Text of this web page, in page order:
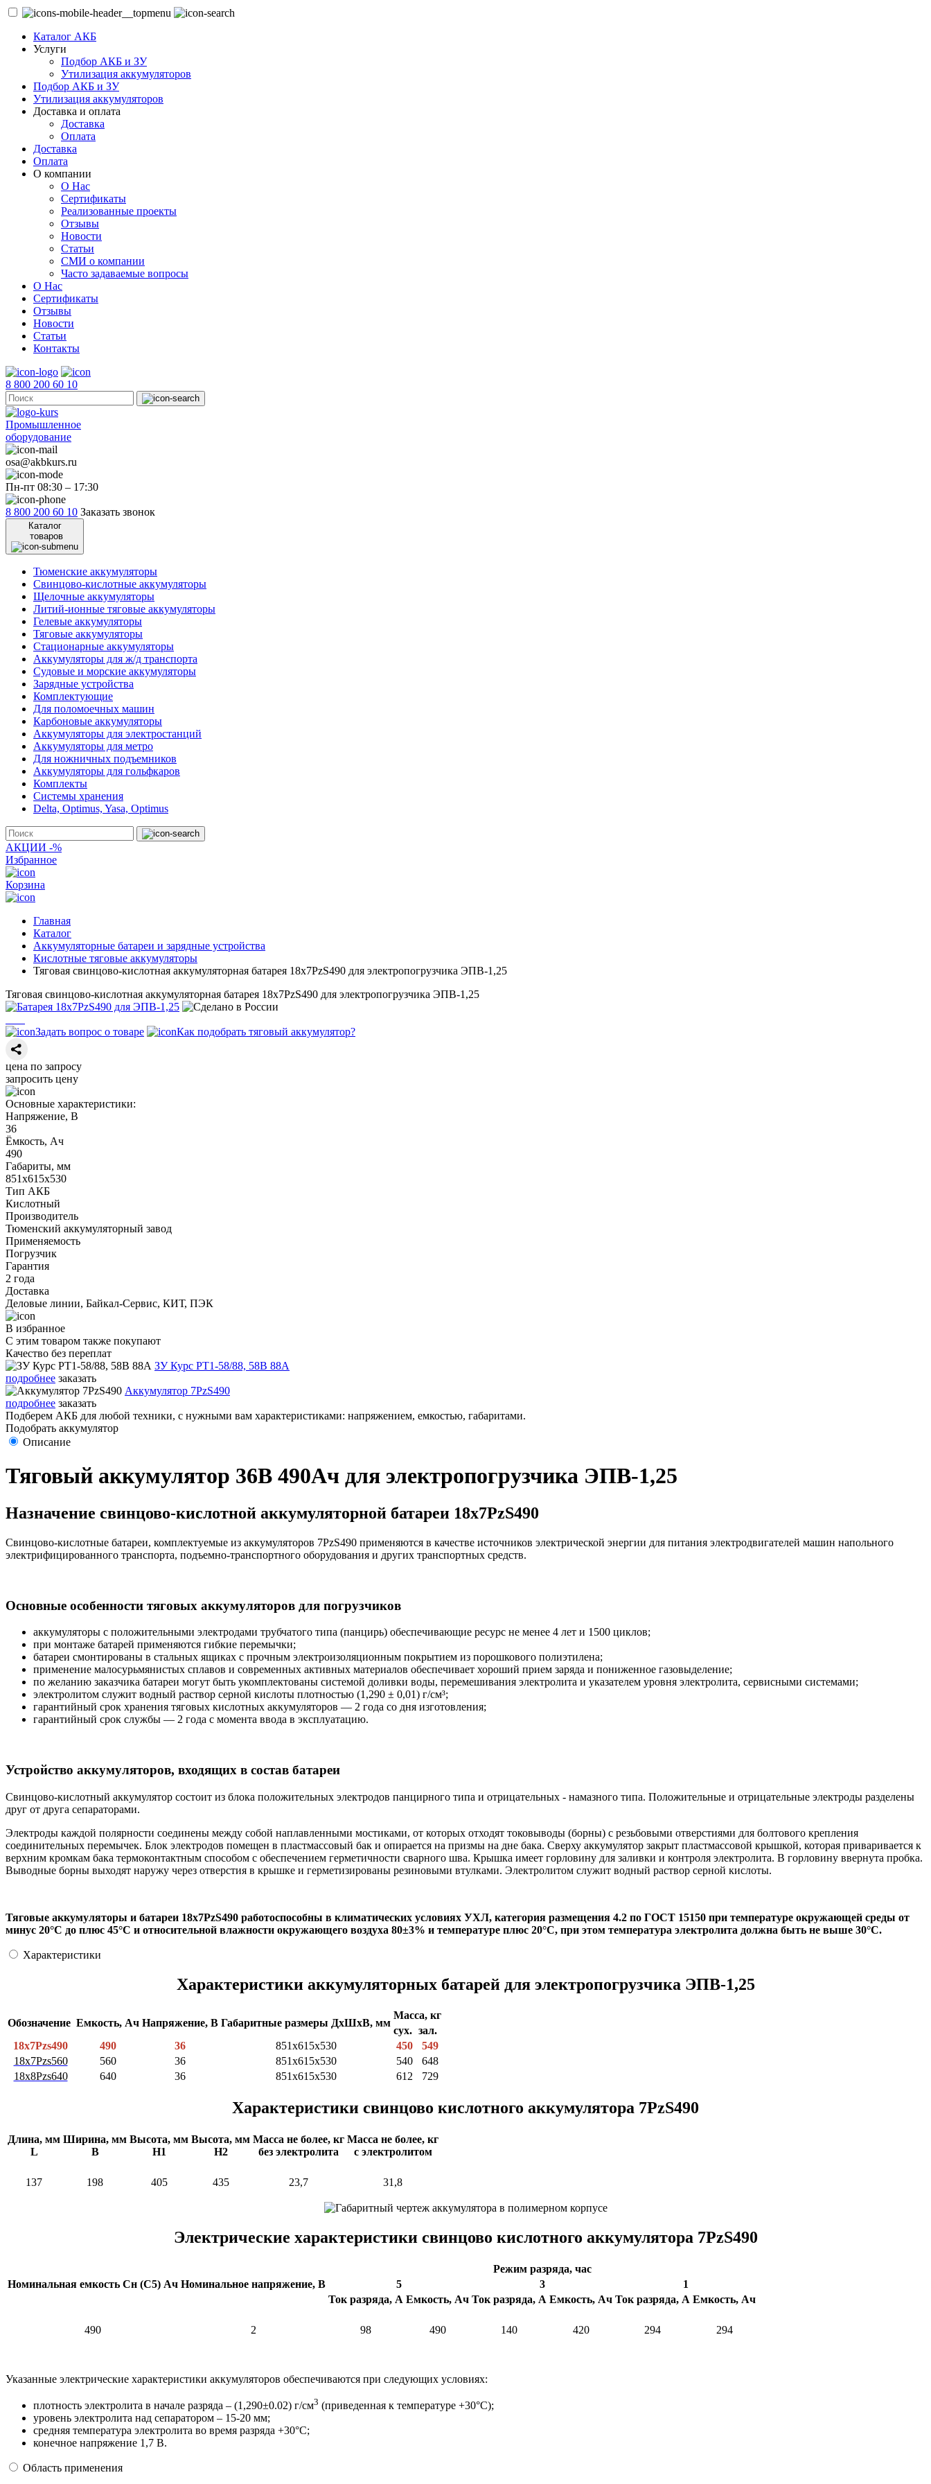
Каталог АКБ
Услуги
Подбор АКБ и ЗУ
Утилизация аккумуляторов
Подбор АКБ и ЗУ
Утилизация аккумуляторов
Доставка и оплата
Доставка
Оплата
Доставка
Оплата
О компании
О Нас
Сертификаты
Реализованные проекты
Отзывы
Новости
Статьи
СМИ о компании
Часто задаваемые вопросы
О Нас
Сертификаты
Отзывы
Новости
Статьи
Контакты
8 800 200 60 10
Промышленное
оборудование
osa@akbkurs.ru
Пн-пт 08:30 – 17:30
8 800 200 60 10 Заказать звонок
Каталог
товаров
Тюменские аккумуляторы
Свинцово-кислотные аккумуляторы
Щелочные аккумуляторы
Литий-ионные тяговые аккумуляторы
Гелевые аккумуляторы
Тяговые аккумуляторы
Стационарные аккумуляторы
Аккумуляторы для ж/д транспорта
Судовые и морские аккумуляторы
Зарядные устройства
Комплектующие
Для поломоечных машин
Карбоновые аккумуляторы
Аккумуляторы для электростанций
Аккумуляторы для метро
Для ножничных подъемников
Аккумуляторы для гольфкаров
Комплекты
Системы хранения
Delta, Optimus, Yasa, Optimus
АКЦИИ -%
Избранное
Корзина
Главная
Каталог
Аккумуляторные батареи и зарядные устройства
Кислотные тяговые аккумуляторы
Тяговая свинцово-кислотная аккумуляторная батарея 18х7PzS490 для электропогрузчика ЭПВ-1,25
Тяговая свинцово-кислотная аккумуляторная батарея 18х7PzS490 для электропогрузчика ЭПВ-1,25
Задать вопрос о товаре Как подобрать тяговый аккумулятор?
цена по запросу
запросить цену
Основные характеристики:
Напряжение, В
36
Ёмкость, Ач
490
Габариты, мм
851х615х530
Тип АКБ
Кислотный
Производитель
Тюменский аккумуляторный завод
Применяемость
Погрузчик
Гарантия
2 года
Доставка
Деловые линии, Байкал-Сервис, КИТ, ПЭК
В избранное
С этим товаром также покупают
Качество без переплат
ЗУ Курс PT1-58/88, 58В 88А
подробнее заказать
Аккумулятор 7PzS490
подробнее заказать
Подберем АКБ для любой техники, с нужными вам характеристиками: напряжением, емкостью, габаритами.
Подобрать аккумулятор
Описание
Тяговый аккумулятор 36В 490Ач для электропогрузчика ЭПВ-1,25
Назначение свинцово-кислотной аккумуляторной батареи 18х7PzS490
Свинцово-кислотные батареи, комплектуемые из аккумуляторов 7PzS490 применяются в качестве источников электрической энергии для питания электродвигателей машин напольного
электрифицированного транспорта, подъемно-транспортного оборудования и других транспортных средств.
Основные особенности тяговых аккумуляторов для погрузчиков
аккумуляторы с положительными электродами трубчатого типа (панцирь) обеспечивающие ресурс не менее 4 лет и 1500 циклов;
при монтаже батарей применяются гибкие перемычки;
батареи смонтированы в стальных ящиках с прочным электроизоляционным покрытием из порошкового полиэтилена;
применение малосурьмянистых сплавов и современных активных материалов обеспечивает хороший прием заряда и пониженное газовыделение;
по желанию заказчика батареи могут быть укомплектованы системой доливки воды, перемешивания электролита и указателем уровня электролита, сервисными системами;
электролитом служит водный раствор серной кислоты плотностью (1,290 ± 0,01) г/см³;
гарантийный срок хранения тяговых кислотных аккумуляторов — 2 года со дня изготовления;
гарантийный срок службы — 2 года с момента ввода в эксплуатацию.
Устройство аккумуляторов, входящих в состав батареи
Свинцово-кислотный аккумулятор состоит из блока положительных электродов панцирного типа и отрицательных - намазного типа. Положительные и отрицательные электроды разделены
друг от друга сепараторами.
Электроды каждой полярности соединены между собой наплавленными мостиками, от которых отходят токовыводы (борны) с резьбовыми отверстиями для болтового крепления
соединительных перемычек. Блок электродов помещен в пластмассовый бак и опирается на призмы на дне бака. Сверху аккумулятор закрыт пластмассовой крышкой, которая приваривается к
верхним кромкам бака термоконтактным способом с обеспечением герметичности сварного шва. Крышка имеет горловину для заливки и контроля электролита. В горловину ввернута пробка.
Выводные борны выходят наружу через отверстия в крышке и герметизированы резиновыми втулками. Электролитом служит водный раствор серной кислоты.
Тяговые аккумуляторы и батареи 18х7PzS490 работоспособны в климатических условиях УХЛ, категория размещения 4.2 по ГОСТ 15150 при температуре окружающей среды от
минус 20°С до плюс 45°С и относительной влажности окружающего воздуха 80±3% и температуре плюс 20°С, при этом температура электролита должна быть не выше 30°С.
Характеристики
Характеристики аккумуляторных батарей для электропогрузчика ЭПВ-1,25
Обозначение Емкость, Ач Напряжение, В Габаритные размеры ДхШхВ, мм
Масса, кг
сух. зал.
18х7Рzs490
490 36 851x615x530 450
549
18х7Рzs560
560 36 851x615x530 540
648
18х8Рzs640
640 36 851x615x530 612 729
Характеристики свинцово кислотного аккумулятора 7PzS490
Длина, мм
L
Ширина, мм
В
Высота, мм
H1
Высота, мм
H2
Масса не более, кг
без электролита
Масса не более, кг
c электролитом
137 198 405 435 23,7 31,8
Электрические характеристики свинцово кислотного аккумулятора 7PzS490
Номинальная емкость Сн (С5) Ач Номинальное напряжение, В
Режим разряда, час
5
3
1
Ток разряда, А Емкость, Ач Ток разряда, А Емкость, Ач Ток разряда, А Емкость, Ач
490 2 98 490 140 420 294 294
Указанные электрические характеристики аккумуляторов обеспечиваются при следующих условиях:
плотность электролита в начале разряда – (1,290±0.02) г/см3 (приведенная к температуре +30°С);
уровень электролита над сепаратором – 15-20 мм;
средняя температура электролита во время разряда +30°С;
конечное напряжение 1,7 В.
Область применения